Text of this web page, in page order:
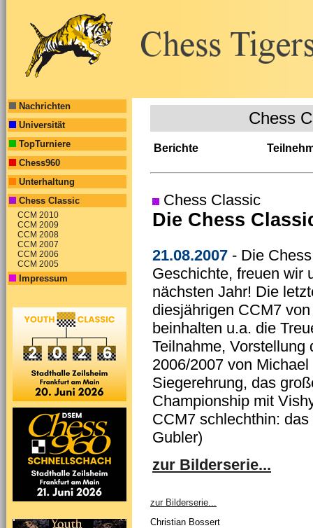
Nachrichten
Universität
TopTurniere
Chess960
Unterhaltung
Chess Classic
CCM 2010
CCM 2009
CCM 2008
CCM 2007
CCM 2006
CCM 2005
Impressum
Chess
Berichte
Chess Classic
Die Chess
21.08.2007 - Die
Geschichte, freuen wir
nächsten Jahr! Die
diesjährigen CCM7
beinhalten u.a. die
Teilnahme,
2006/2007 von
Siegerehrung, das
Championship mit
CCM7 schlechthin:
Gubler)
zur Bilderserie...
zur Bilderserie...
Christian Bossert